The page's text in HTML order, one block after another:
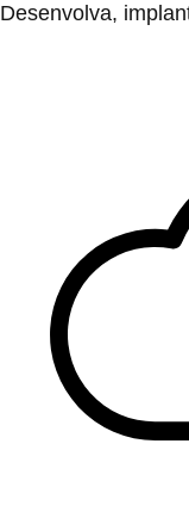
Desenvolva,